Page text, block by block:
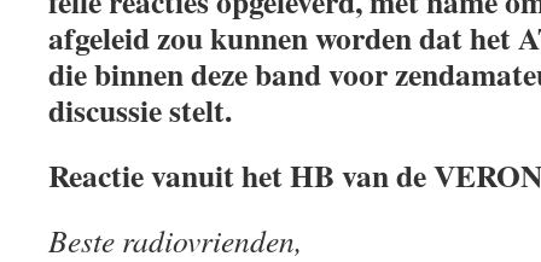
afgeleid zou kunnen worden dat het
die binnen deze band voor
discussie stelt.
Reactie vanuit het HB van de
Beste radiovrienden,